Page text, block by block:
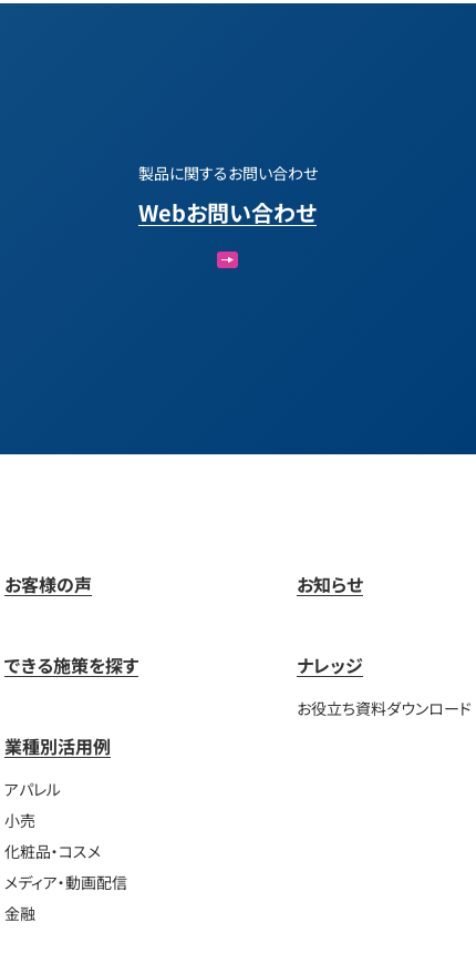
製品に関するお問い合わせ
Webお問い合わせ
お客様の声
できる施策を探す
業種別活用例
アパレル
小売
化粧品・コスメ
メディア・動画配信
金融
お知らせ
ナレッジ
お役立ち資料ダウンロード